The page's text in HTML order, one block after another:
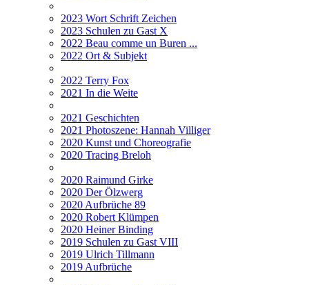
2023 Wort Schrift Zeichen
2023 Schulen zu Gast X
2022 Beau comme un Buren ...
2022 Ort & Subjekt
2022 Terry Fox
2021 In die Weite
2021 Geschichten
2021 Photoszene: Hannah Villiger
2020 Kunst und Choreografie
2020 Tracing Breloh
2020 Raimund Girke
2020 Der Ölzwerg
2020 Aufbrüche 89
2020 Robert Klümpen
2020 Heiner Binding
2019 Schulen zu Gast VIII
2019 Ulrich Tillmann
2019 Aufbrüche